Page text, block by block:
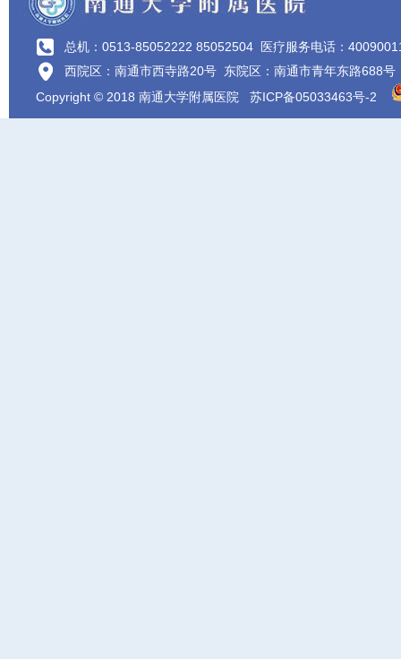
总机：0513-85052222 85052504 医疗服务电话：
西院区：南通市西寺路20号 东院区：南通市青年东路688号
Copyright © 2018 南通大学附属医院 苏ICP备05033463号-2